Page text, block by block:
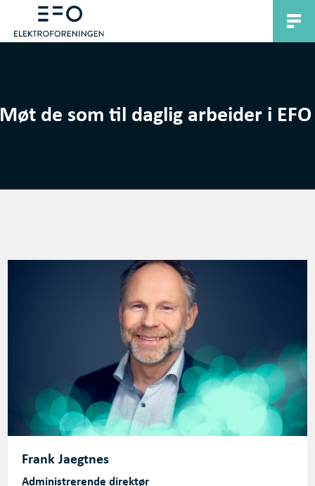
Møt de som til daglig arbeider i EFO
Frank Jaegtnes
Administrerende direktør